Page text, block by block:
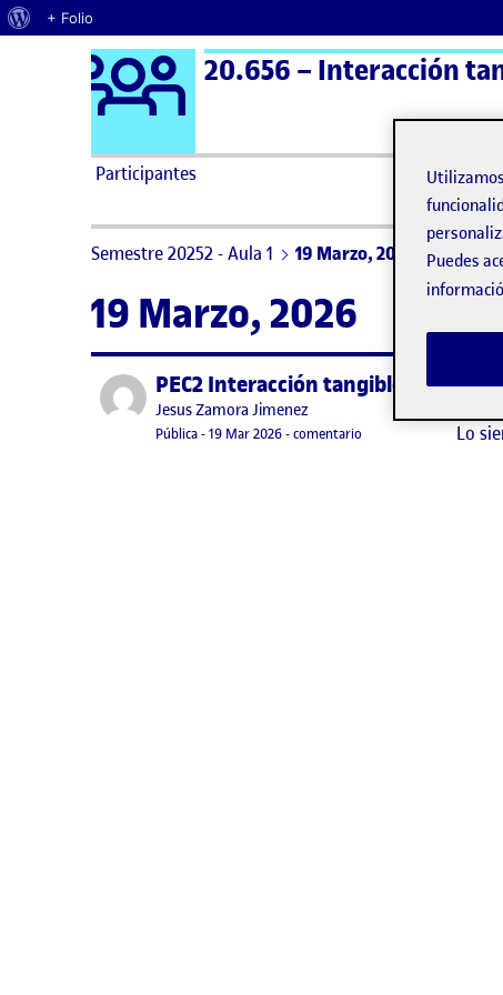
Acerca de WordPress
+ Folio
Saltar al contenido Logo Ágora
20.656 – Interacción
Participantes
Semestre 20252 - Aula 1 19 Marzo, 2026
19 Marzo, 2026
Publicado porPEC2 Interacción tangible
Publicado por
Jesus Zamora Jimenez
Visibilidad:
Pública-Fecha de publicación
19 Mar 2026-comentario en PEC2 Interacción
No
Lo
Utilizamos
Puedes